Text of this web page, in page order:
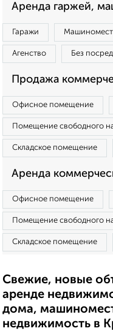
Аренда гаржей,
Гаражи
Агенство Без
Продажа
Офисное помещение
Помещение свободного
Складское помещение
Аренда
Офисное помещение
Помещение свободного
Складское помещение
Свежие, новые
аренде
дома,
недвижимость в